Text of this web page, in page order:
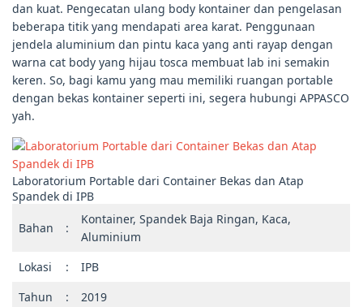
dan kuat. Pengecatan ulang body kontainer dan pengelasan
beberapa titik yang mendapati area karat. Penggunaan
jendela aluminium dan pintu kaca yang anti rayap dengan
warna cat body yang hijau tosca membuat lab ini semakin
keren. So, bagi kamu yang mau memiliki ruangan portable
dengan bekas kontainer seperti ini, segera hubungi APPASCO
yah.
Laboratorium Portable dari Container Bekas dan Atap
Spandek di IPB
Bahan :
Kontainer, Spandek Baja Ringan, Kaca,
Aluminium
Lokasi
:
IPB
Tahun
:
2019